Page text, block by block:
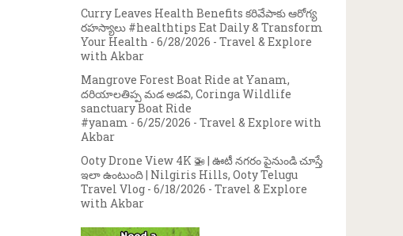
Curry Leaves Health Benefits కరివేపాకు ఆరోగ్య
రహస్యాలు #healthtips Eat Daily & Transform
Your Health - 6/28/2026 - Travel & Explore
with Akbar
Mangrove Forest Boat Ride at Yanam,
దరియాలతిప్ప మడ అడవి, Coringa Wildlife
sanctuary Boat Ride
#yanam - 6/25/2026 - Travel & Explore with
Akbar
Ooty Drone View 4K 🚁 | ఊటీ నగరం పైనుండి చూస్తే
ఇలా ఉంటుంది | Nilgiris Hills, Ooty Telugu
Travel Vlog - 6/18/2026 - Travel & Explore
with Akbar